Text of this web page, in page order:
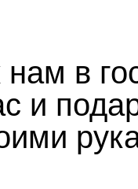
в
и